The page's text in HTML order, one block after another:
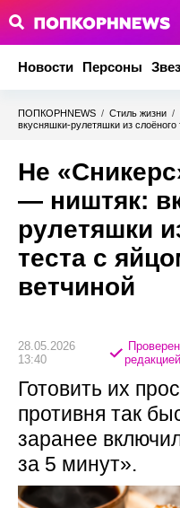
Новости Персоны
ПОПКОРНNEWS / Стиль жизни /
вкусняшки-рулетяшки из
Не
— ништяк:
рулетяшки
теста с
ветчиной
28.05.2026
13:40
редакцией
Готовить их
противня так
заранее
за 5 минут».